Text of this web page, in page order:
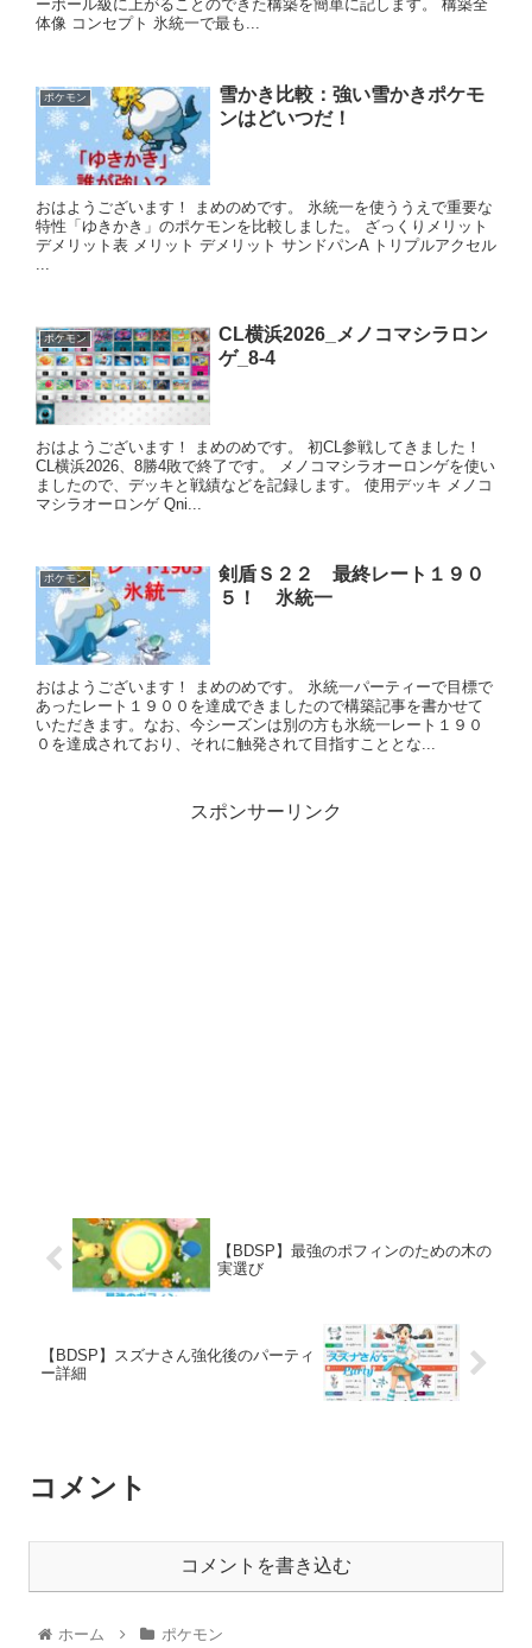
ーボール級に上がることのできた構築を簡単に記します。 構築全
体像 コンセプト 氷統一で最も...
ポケモン
雪かき比較：強い雪かきポケモ
ンはどいつだ！
おはようございます！ まめのめです。 氷統一を使ううえで重要な
特性「ゆきかき」のポケモンを比較しました。 ざっくりメリット
デメリット表 メリット デメリット サンドパンA トリプルアクセル
ポケモン
CL横浜2026_メノコマシラロン
ゲ_8-4
おはようございます！ まめのめです。 初CL参戦してきました！
CL横浜2026、8勝4敗で終了です。 メノコマシラオーロンゲを使い
ましたので、デッキと戦績などを記録します。 使用デッキ メノコ
マシラオーロンゲ Qni...
ポケモン
剣盾Ｓ２２ 最終レート１９０
５！ 氷統一
おはようございます！ まめのめです。 氷統一パーティーで目標で
あったレート１９００を達成できましたので構築記事を書かせて
いただきます。なお、今シーズンは別の方も氷統一レート１９０
０を達成されており、それに触発されて目指すこととな...
スポンサーリンク
【BDSP】最強のポフィンのための木の
実選び
【BDSP】スズナさん強化後のパーティ
ー詳細
コメント
コメントを書き込む
ホーム ポケモン